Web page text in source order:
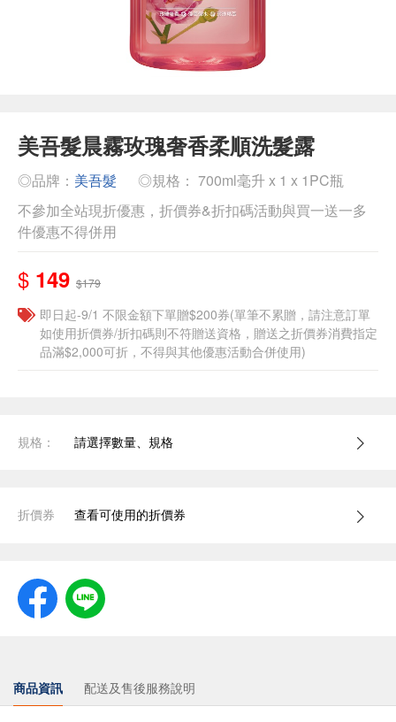
美吾髮晨霧玫瑰奢香柔順洗髮露
◎品牌： 美吾髮
◎規格： 700ml毫升 x 1 x 1PC瓶
不參加全站現折優惠，折價券&折扣碼活動與買一送一多
件優惠不得併用
$ 149 $179
即日起-9/1 不限金額下單贈$200券(單筆不累贈，請注意訂單
如使用折價券/折扣碼則不符贈送資格，贈送之折價券消費指定
品滿$2,000可折，不得與其他優惠活動合併使用)
規格： 請選擇數量、規格
折價券 查看可使用的折價券
商品資訊 配送及售後服務說明